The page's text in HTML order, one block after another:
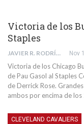
Victoria de los
Staples
JAVIER R. RODRÍGUEZ Nov
Victoria de los Chicago
de Pau Gasol al Staples
de Derrick Rose.
ambos por encima de
CLEVELAND CAVALIERS